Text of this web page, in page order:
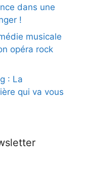
dans une
!
musicale
opéra rock
: La
qui va vous